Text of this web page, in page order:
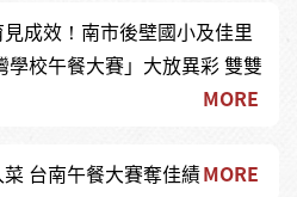
見成效！南市後壁國小及佳里
校午餐大賽」大放異彩 雙雙
MORE
菜 台南午餐大賽奪佳績MORE